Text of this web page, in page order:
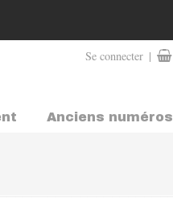
Se connecter |
Anciens numéros